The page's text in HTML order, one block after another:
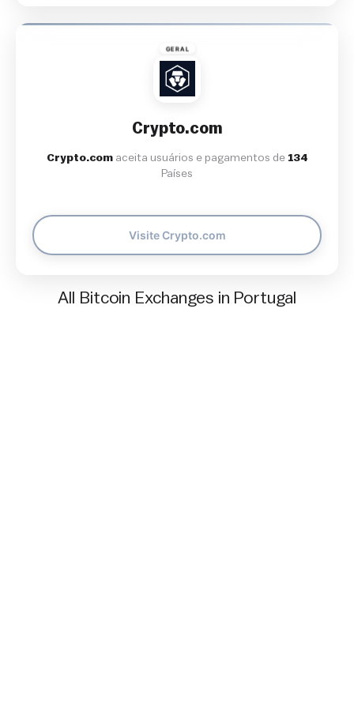
GERAL
Crypto.com
Crypto.comaceita usuários e pagamentos de 134
Países
Visite Crypto.com
All Bitcoin Exchanges in Portugal